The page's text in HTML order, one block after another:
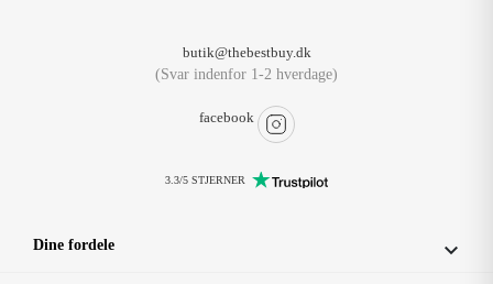
butik@thebestbuy.dk
(Svar indenfor 1-2 hverdage)
facebook
3.3/5 STJERNER
Dine fordele 